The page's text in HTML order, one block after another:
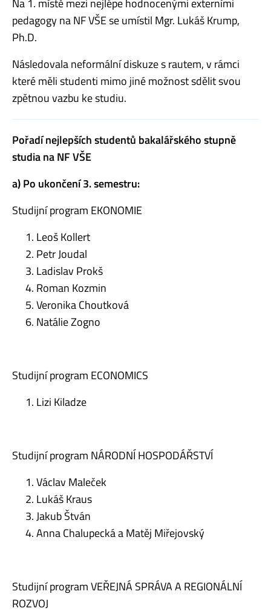
pedagogy na NF VŠE se umístil Mgr. Lukáš Krump,
Ph.D.
Následovala neformální diskuze s rautem, v rámci
které měli studenti mimo jiné možnost sdělit svou
zpětnou vazbu ke studiu.
Pořadí nejlepších studentů bakalářského stupně
studia na NF VŠE
a) Po ukončení 3. semestru:
Studijní program EKONOMIE
Leoš Kollert
Petr Joudal
Ladislav Prokš
Roman Kozmin
Veronika Choutková
Natálie Zogno
Studijní program ECONOMICS
Lizi Kiladze
Studijní program NÁRODNÍ HOSPODÁŘSTVÍ
Václav Maleček
Lukáš Kraus
Jakub Štván
Anna Chalupecká a Matěj Miřejovský
Studijní program VEŘEJNÁ SPRÁVA A REGIONÁLNÍ
ROZVOJ